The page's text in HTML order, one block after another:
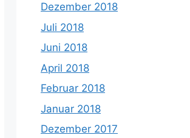
Dezember 2018
Juli 2018
Juni 2018
April 2018
Februar 2018
Januar 2018
Dezember 2017